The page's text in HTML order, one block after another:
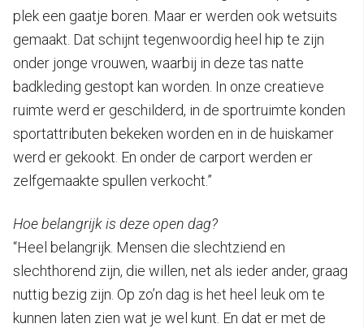
plek een gaatje boren. Maar er werden ook wetsuits
gemaakt. Dat schijnt tegenwoordig heel hip te zijn
onder jonge vrouwen, waarbij in deze tas natte
badkleding gestopt kan worden. In onze creatieve
ruimte werd er geschilderd, in de sportruimte konden
sportattributen bekeken worden en in de huiskamer
werd er gekookt. En onder de carport werden er
zelfgemaakte spullen verkocht.”
Hoe belangrijk is deze open dag?
“Heel belangrijk. Mensen die slechtziend en
slechthorend zijn, die willen, net als ieder ander, graag
nuttig bezig zijn. Op zo’n dag is het heel leuk om te
kunnen laten zien wat je wel kunt. En dat er met de